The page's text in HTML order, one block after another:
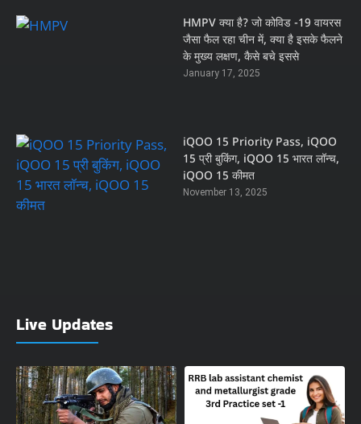
HMPV क्या है? जो कोविड -19 वायरस
जैसा फैल रहा चीन में, क्या है इसके फैलने
के मुख्य लक्षण, कैसे बचे इससे
January 17, 2025
iQOO 15 Priority Pass, iQOO
15 प्री बुकिंग, iQOO 15 भारत लॉन्च,
iQOO 15 कीमत
November 13, 2025
Live Updates